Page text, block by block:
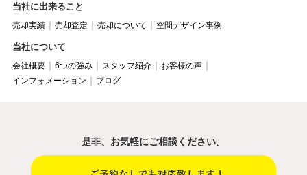
当社に出来ること
売却実績 売却査定 売却について 空間デザイン事例
当社について
会社概要 6つの強み スタッフ紹介
お客様の声
インフォメーション
ブログ
是非、お気軽にご相談ください。